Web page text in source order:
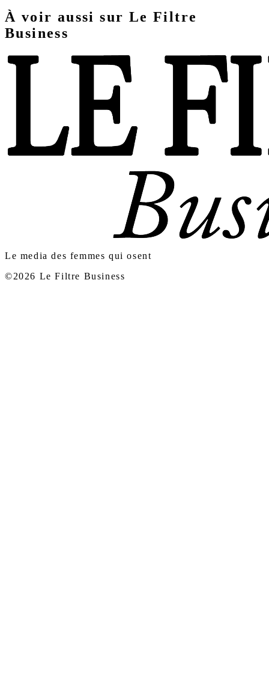
À voir aussi sur Le Filtre
Business
Le media des femmes qui osent
©2026 Le Filtre Business